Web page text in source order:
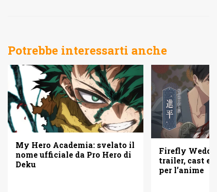
Potrebbe interessarti anche
My Hero Academia: svelato il
nome ufficiale da Pro Hero di
Deku
Firefly
trailer, cast e
per l’anime